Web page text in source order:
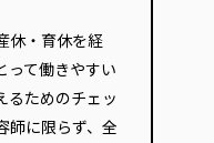
休・育休を経
って働きやすい
るためのチェッ
師に限らず、全